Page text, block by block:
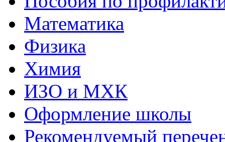
Математика
Физика
Химия
ИЗО и МХК
Оформление школы
Рекомендуемый